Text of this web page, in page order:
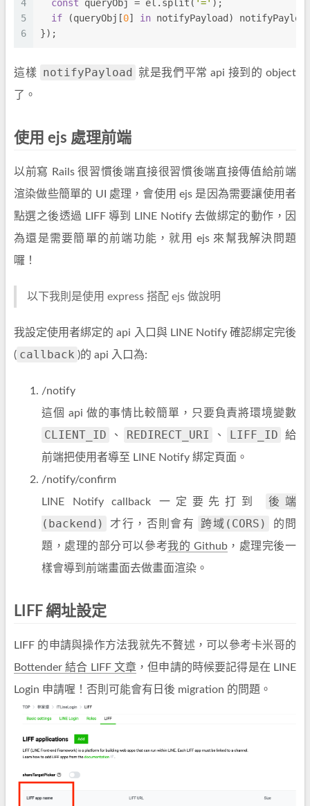
4
5
6
const queryObj = el.split( '=' );
if (queryObj[0] in notifyPayload)
});
這樣 notifyPayload
就是我們平常 api 接到的 object
了。
使用 ejs 處理前端
以前寫 Rails 很習慣後端直接很習慣後端直接傳值給前端
渲染做些簡單的 UI 處理，會使用 ejs 是因為需要讓使用者
點選之後透過 LIFF 導到 LINE Notify 去做綁定的動作，因
為還是需要簡單的前端功能，就用 ejs 來幫我解決問題
囉！
以下我則是使用 express 搭配 ejs 做說明
我設定使用者綁定的 api 入口與 LINE Notify 確認綁定完後
( callback )的 api 入口為:
/notify
這個 api 做的事情比較簡單，只要負責將環境變數
CLIENT_ID 、 REDIRECT_URI 、 LIFF_ID
給
前端把使用者導至 LINE Notify 綁定頁面。
/notify/confirm
LINE Notify callback 一定要先打到
後端
(backend)
才行，否則會有 跨域(CORS)
的問
題，處理的部分可以參考我的 Github，處理完後一
樣會導到前端畫面去做畫面渲染。
LIFF 網址設定
LIFF 的申請與操作方法我就先不贅述，可以參考卡米哥的
Bottender 結合 LIFF 文章 ，但申請的時候要記得是在 LINE
Login 申請喔！否則可能會有日後 migration 的問題。